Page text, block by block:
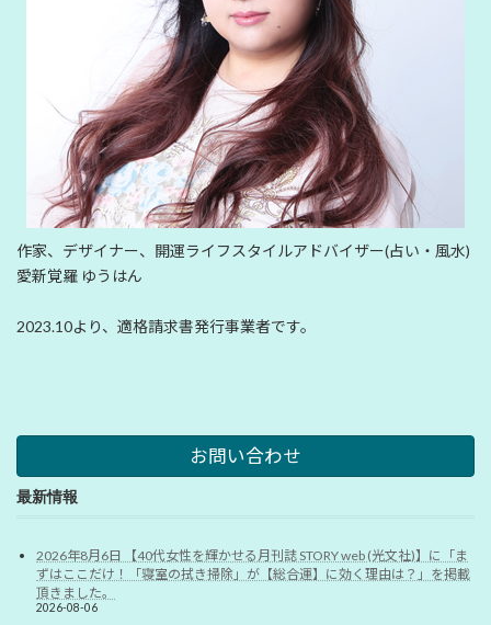
作家、デザイナー、開運ライフスタイルアドバイザー(占い・風水)
愛新覚羅 ゆうはん
2023.10より、適格請求書発行事業者です。
お問い合わせ
最新情報
2026年8月6日 【40代女性を輝かせる月刊誌 STORY web (光文社)】に「ま
ずはここだけ！「寝室の拭き掃除」が【総合運】に効く理由は？」を掲載
頂きました。
2026-08-06